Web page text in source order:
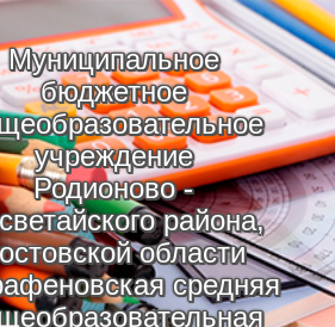
Муниципальное
бюджетное
учреждение
Родионово -
района,
области
средняя